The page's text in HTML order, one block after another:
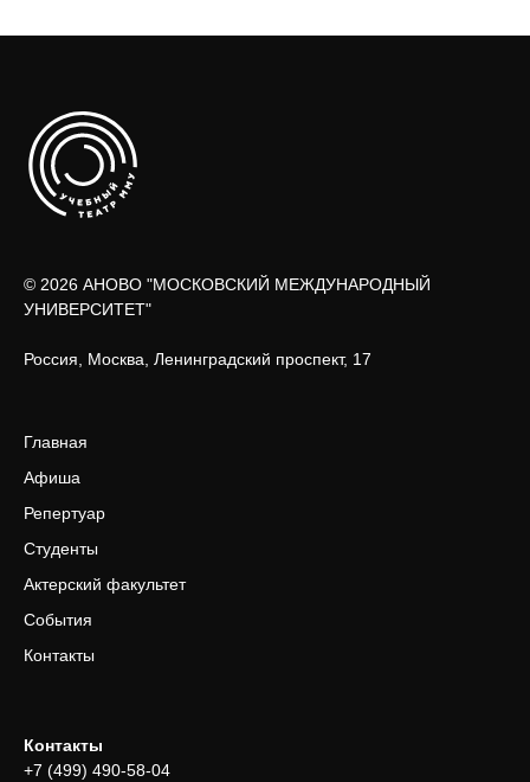
© 2026 АНОВО "МОСКОВСКИЙ МЕЖДУНАРОДНЫЙ
УНИВЕРСИТЕТ"
Россия, Москва, Ленинградский проспект, 17
Главная
Афиша
Репертуар
Студенты
Актерский факультет
События
Контакты
Контакты
+7 (499) 490-58-04